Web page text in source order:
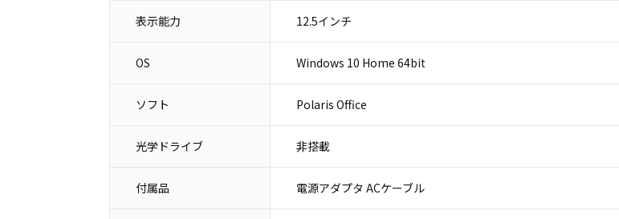
表示能力 12.5インチ
OS Windows 10 Home 64bit
ソフト Polaris Office
光学ドライブ 非搭載
付属品 電源アダプタ ACケーブル